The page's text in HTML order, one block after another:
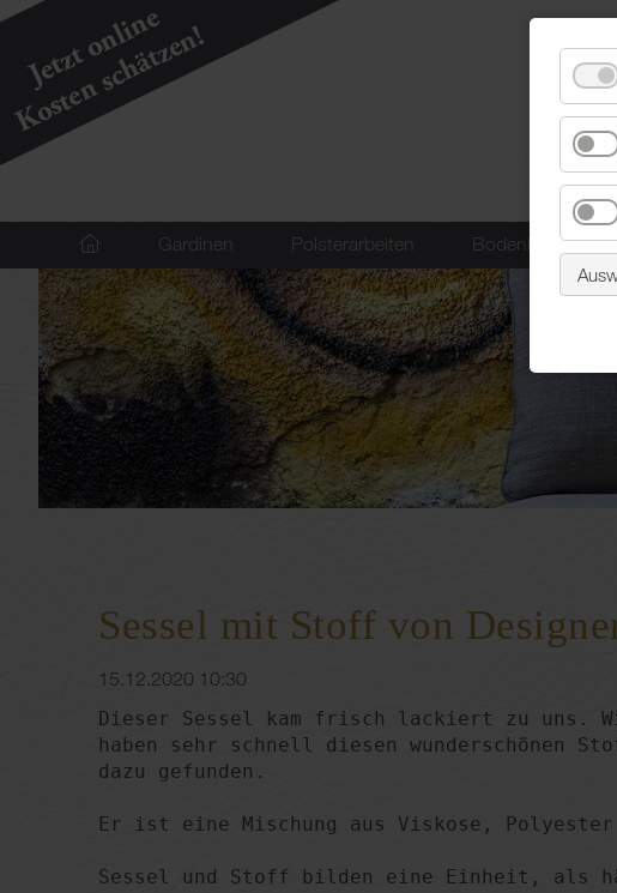
Navigation
überspringen
Gardinen Polsterarbeiten Bodenbeläge
Sessel mit Stoff von
15.12.2020 10:30
Dieser Sessel kam frisch lackiert zu uns.
haben sehr schnell diesen wunderschönen
dazu gefunden.
Er ist eine Mischung aus Viskose, Polyester
Sessel und Stoff bilden eine Einheit, als